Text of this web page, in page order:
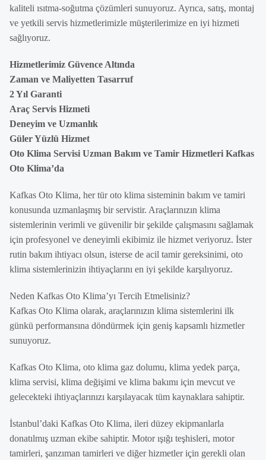
kaliteli ısıtma-soğutma çözümleri sunuyoruz. Ayrıca, satış, montaj
ve yetkili servis hizmetlerimizle müşterilerimize en iyi hizmeti
sağlıyoruz.
Hizmetlerimiz Güvence Altında
Zaman ve Maliyetten Tasarruf
2 Yıl Garanti
Araç Servis Hizmeti
Deneyim ve Uzmanlık
Güler Yüzlü Hizmet
Oto Klima Servisi Uzman Bakım ve Tamir Hizmetleri Kafkas
Oto Klima’da
Kafkas Oto Klima, her tür oto klima sisteminin bakım ve tamiri
konusunda uzmanlaşmış bir servistir. Araçlarınızın klima
sistemlerinin verimli ve güvenilir bir şekilde çalışmasını sağlamak
için profesyonel ve deneyimli ekibimiz ile hizmet veriyoruz. İster
rutin bakım ihtiyacı olsun, isterse de acil tamir gereksinimi, oto
klima sistemlerinizin ihtiyaçlarını en iyi şekilde karşılıyoruz.
Neden Kafkas Oto Klima’yı Tercih Etmelisiniz?
Kafkas Oto Klima olarak, araçlarınızın klima sistemlerini ilk
günkü performansına döndürmek için geniş kapsamlı hizmetler
sunuyoruz.
Kafkas Oto Klima, oto klima gaz dolumu, klima yedek parça,
klima servisi, klima değişimi ve klima bakımı için mevcut ve
gelecekteki ihtiyaçlarınızı karşılayacak tüm kaynaklara sahiptir.
İstanbul’daki Kafkas Oto Klima, ileri düzey ekipmanlarla
donatılmış uzman ekibe sahiptir. Motor ışığı teşhisleri, motor
tamirleri, şanzıman tamirleri ve diğer hizmetler için gerekli olan